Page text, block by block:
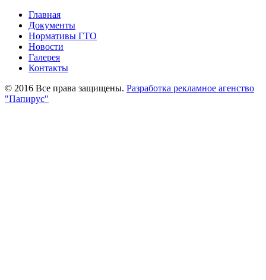
Главная
Документы
Нормативы ГТО
Новости
Галерея
Контакты
© 2016 Все права защищены. Разработка рекламное агенство
"Папирус"